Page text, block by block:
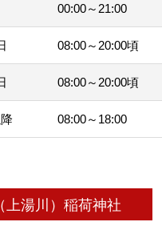
00:00～21:00
08:00～20:00頃
08:00～20:00頃
08:00～18:00
（上湯川）稲荷神社